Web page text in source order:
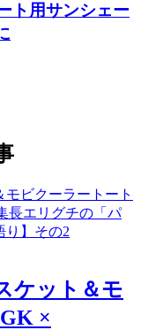
ト用サンシェー
ケット＆モ
×